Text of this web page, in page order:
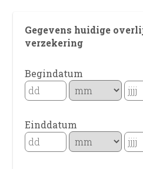
Gegevens huidige
verzekering
Begindatum
Einddatum